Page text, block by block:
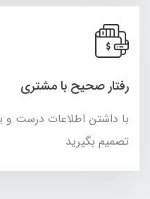
رفتار صحیح با مشتری
با داشتن اطلاعات درست و
تصمیم بگیرید